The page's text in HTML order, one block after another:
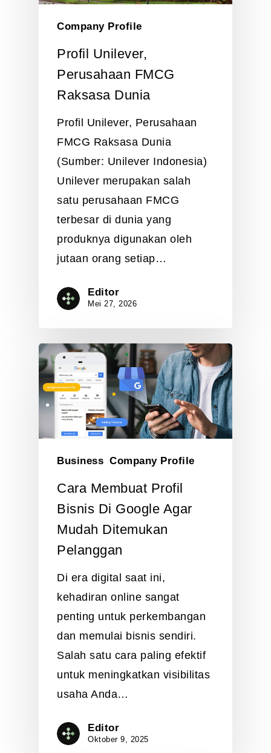
Company Profile
Profil Unilever,
Perusahaan FMCG
Raksasa Dunia
Profil Unilever, Perusahaan
FMCG Raksasa Dunia
(Sumber: Unilever Indonesia)
Unilever merupakan salah
satu perusahaan FMCG
terbesar di dunia yang
produknya digunakan oleh
jutaan orang setiap…
Editor
Mei 27, 2026
Business Company Profile
Cara Membuat Profil
Bisnis Di Google Agar
Mudah Ditemukan
Pelanggan
Di era digital saat ini,
kehadiran online sangat
penting untuk perkembangan
dan memulai bisnis sendiri.
Salah satu cara paling efektif
untuk meningkatkan visibilitas
usaha Anda…
Editor
Oktober 9, 2025